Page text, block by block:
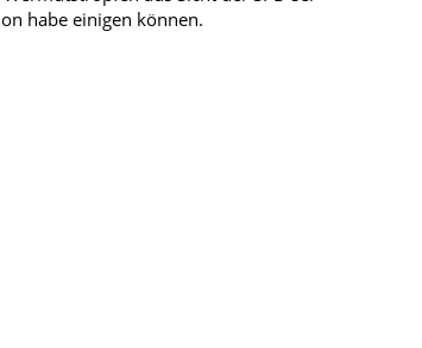
habe einigen können.